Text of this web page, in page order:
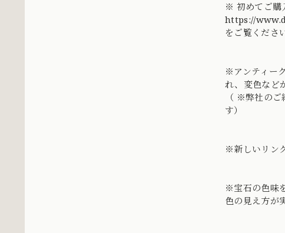
※ 初めてご購
https://
をご覧くださ
※アンティー
れ、変色など
（ ※弊社の
す）
※新しいリン
※宝石の色味
色の見え方が